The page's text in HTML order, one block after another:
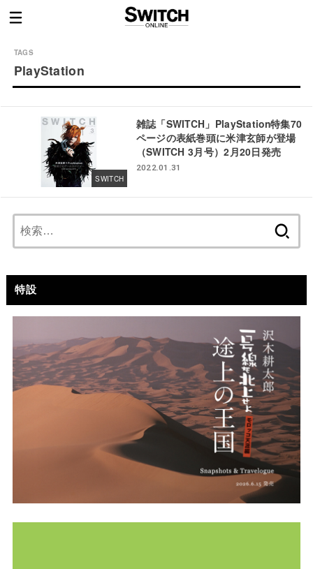
PlayStation
SWITCH
雑誌「SWITCH」PlayStation特集70
ページの表紙巻頭に米津玄師が登場
（SWITCH 3月号）2月20日発売
2022.01.31
特設